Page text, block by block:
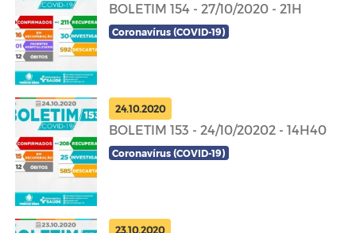
BOLETIM 154 - 27/10/2020 - 21H
Coronavírus (COVID-19)
24.10.2020
BOLETIM 153 - 24/10/20202 - 14H40
Coronavírus (COVID-19)
23.10.2020